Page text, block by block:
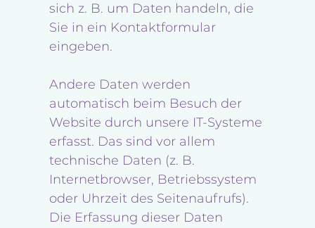
sich z. B. um Daten handeln, die
Sie in ein Kontaktformular
eingeben.
Andere Daten werden
automatisch beim Besuch der
Website durch unsere IT-Systeme
erfasst. Das sind vor allem
technische Daten (z. B.
Internetbrowser, Betriebssystem
oder Uhrzeit des Seitenaufrufs).
Die Erfassung dieser Daten